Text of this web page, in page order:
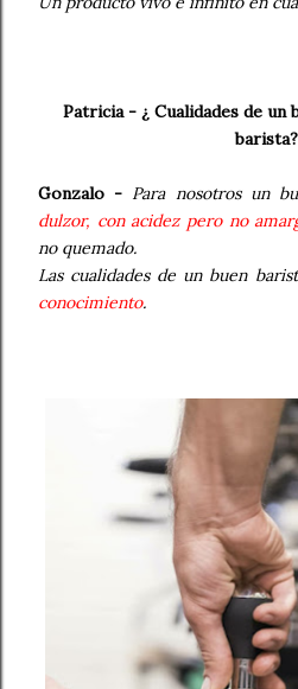
Patricia - ¿ Cualidades de un
barista?
Gonzalo - Para nosotros un
dulzor, con acidez pero no
no quemado.
Las cualidades de un buen
conocimiento.